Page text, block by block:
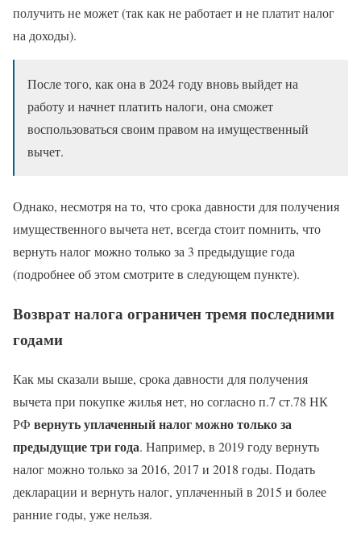
получить не может (так как не работает и не платит налог
на доходы).
После того, как она в 2024 году вновь выйдет на
работу и начнет платить налоги, она сможет
воспользоваться своим правом на имущественный
вычет.
Однако, несмотря на то, что срока давности для получения
имущественного вычета нет, всегда стоит помнить, что
вернуть налог можно только за 3 предыдущие года
(подробнее об этом смотрите в следующем пункте).
Возврат налога ограничен тремя последними
годами
Как мы сказали выше, срока давности для получения
вычета при покупке жилья нет, но согласно п.7 ст.78 НК
РФ вернуть уплаченный налог можно только за
предыдущие три года. Например, в 2019 году вернуть
налог можно только за 2016, 2017 и 2018 годы. Подать
декларации и вернуть налог, уплаченный в 2015 и более
ранние годы, уже нельзя.